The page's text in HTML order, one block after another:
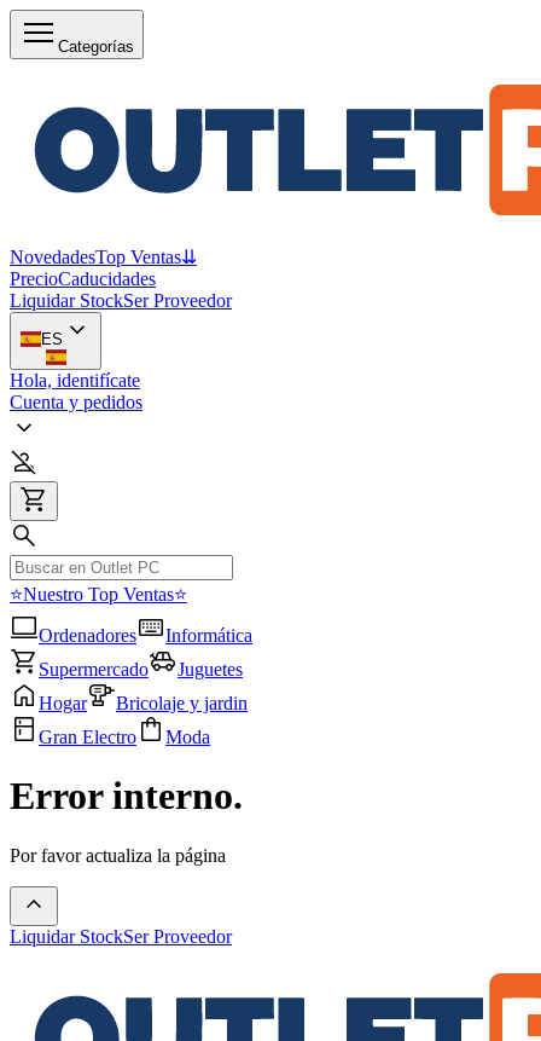
Categorías
NovedadesTop Ventas⇊
PrecioCaducidades
Liquidar StockSer Proveedor
ES
Hola, identifícate
Cuenta y pedidos
⭐Nuestro Top Ventas⭐
Ordenadores
Informática
Supermercado
Juguetes
Hogar
Bricolaje y jardin
Gran Electro
Moda
Error interno.
Por favor actualiza la página
Liquidar StockSer Proveedor